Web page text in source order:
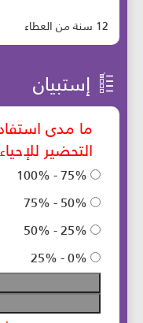
12 سنة من العطاء
إستبيان